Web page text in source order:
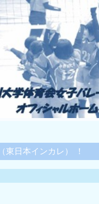
東日本インカレ） ！